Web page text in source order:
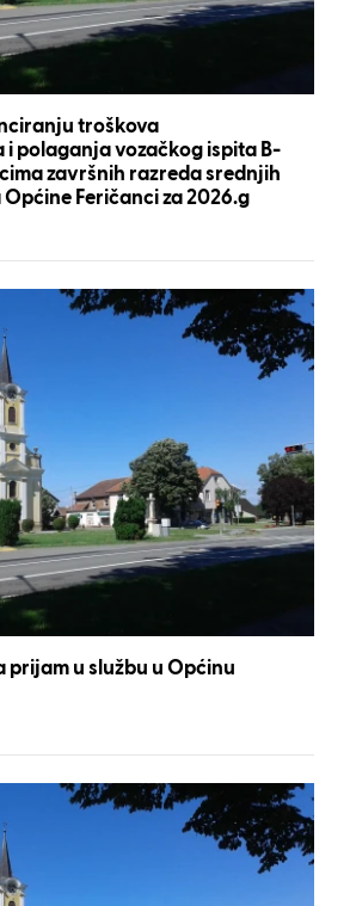
troškova
polaganja vozačkog ispita B-
završnih razreda srednjih
Feričanci za 2026.g
prijam u službu u Općinu